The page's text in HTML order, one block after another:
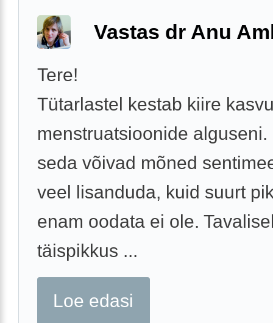
Vastas dr Anu
Tere!
Tütarlastel kestab kiire
menstruatsioonide alguseni.
seda võivad mõned
veel lisanduda, kuid suurt
enam oodata ei ole.
täispikkus ...
Loe edasi